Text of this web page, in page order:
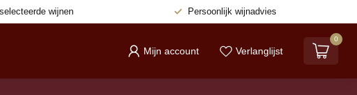
wijnen Persoonlijk wijnadvies
Mijn account Verlanglijst
0